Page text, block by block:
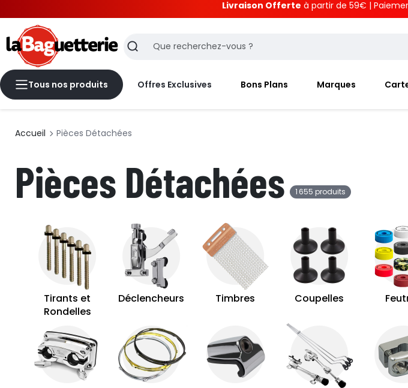
Livraison Offerte à partir de 59€ |
Recherche
Tous nos produits Offres Exclusives Bons Plans Marques
Accueil Pièces Détachées
Pièces Détachées 1 655 produits
Tirants et
Rondelles
Déclencheurs Timbres Coupelles